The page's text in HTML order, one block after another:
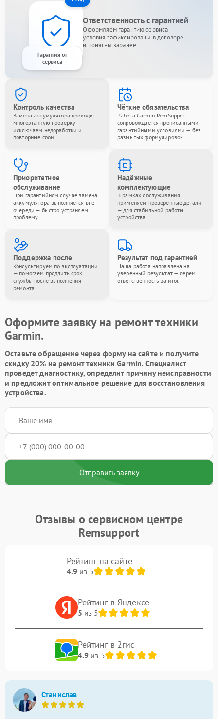
Гарантия от
сервиса
Ответственность с гарантией
Оформляем гарантию сервиса —
условия зафиксированы в договоре
и понятны заранее.
Контроль качества
Замена аккумулятора проходит
многоэтапную проверку —
исключаем недоработки и
повторные сбои.
Чёткие обязательства
Работа Garmin RemSupport
сопровождается прописанными
гарантийными условиями — без
размытых формулировок.
Приоритетное
обслуживание
При гарантийном случае замена
аккумулятора выполняется вне
очереди — быстро устраняем
проблему.
Надёжные
комплектующие
В рамках обслуживания
применяем проверенные детали
— для стабильной работы
устройства.
Поддержка после
Консультируем по эксплуатации
— помогаем продлить срок
службы после выполнения
ремонта.
Результат под гарантией
Наша работа направлена на
уверенный результат — берём
ответственность за итог.
Оформите заявку на ремонт техники
Garmin.
Оставьте обращение через форму на сайте и получите
скидку 20% на ремонт техники Garmin. Специалист
проведет диагностику, определит причину неисправности
и предложит оптимальное решение для восстановления
устройства.
Отправить заявку
Отзывы о сервисном центре
Remsupport
Рейтинг на сайте
4.9из 5
Рейтинг в Яндексе
5 из 5
Рейтинг в 2гис
4.9из 5
Станислав